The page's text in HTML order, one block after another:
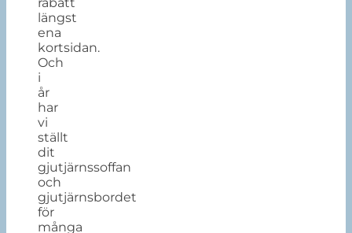
längst
ena
kortsidan.
Och
i
år
har
vi
ställt
dit
gjutjärnssoffan
och
gjutjärnsbordet
för
många